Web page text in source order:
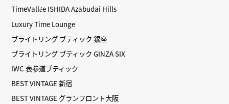
TimeVallée ISHIDA Azabudai Hills
Luxury Time Lounge
ブライトリング ブティック 銀座
ブライトリング ブティック GINZA SIX
IWC 表参道ブティック
BEST VINTAGE 新宿
BEST VINTAGE グランフロント大阪